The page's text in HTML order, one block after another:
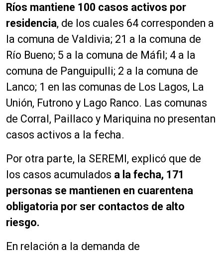
Ríos mantiene 100 casos activos por
residencia, de los cuales 64 corresponden a
la comuna de Valdivia; 21 a la comuna de
Río Bueno; 5 a la comuna de Máfil; 4 a la
comuna de Panguipulli; 2 a la comuna de
Lanco; 1 en las comunas de Los Lagos, La
Unión, Futrono y Lago Ranco. Las comunas
de Corral, Paillaco y Mariquina no presentan
casos activos a la fecha.
Por otra parte, la SEREMI, explicó que de
los casos acumulados a la fecha, 171
personas se mantienen en cuarentena
obligatoria por ser contactos de alto
riesgo.
En relación a la demanda de